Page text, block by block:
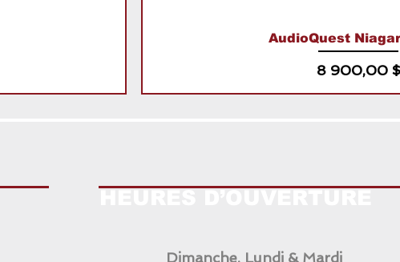
AudioQuest
Prix
8 900,00 $
Dimanche, Lundi & Mardi